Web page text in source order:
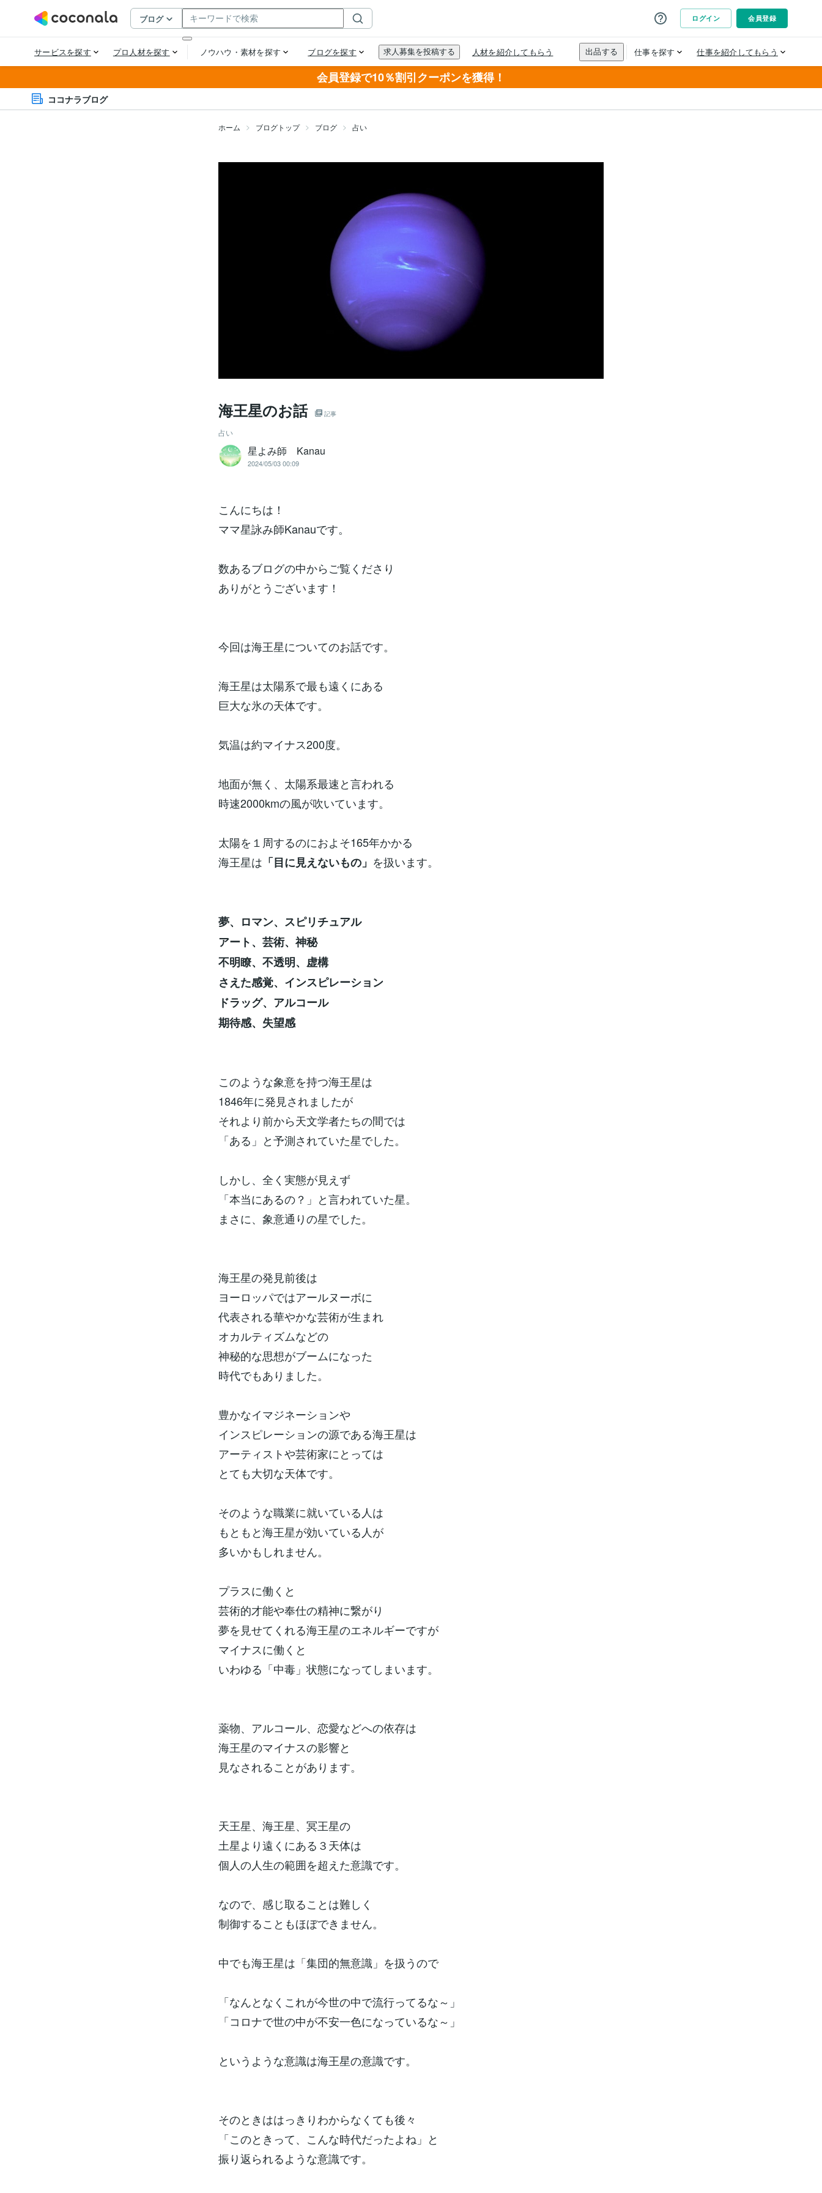
会員登録で10％割引クーポンを獲得！
ココナラブログ
ホーム ブログトップ ブログ 占い
海王星のお話 記事
占い
星よみ師 Kanau
2024/05/03 00:09
こんにちは！
ママ星詠み師Kanauです。
数あるブログの中からご覧くださり
ありがとうございます！
今回は海王星についてのお話です。
海王星は太陽系で最も遠くにある
巨大な氷の天体です。
気温は約マイナス200度。
地面が無く、太陽系最速と言われる
時速2000kmの風が吹いています。
太陽を１周するのにおよそ165年かかる
海王星は 「目に見えないもの」 を扱います。
夢、ロマン、スピリチュアル
アート、芸術、神秘
不明瞭、不透明、虚構
さえた感覚、インスピレーション
ドラッグ、アルコール
期待感、失望感
このような象意を持つ海王星は
1846年に発見されましたが
それより前から天文学者たちの間では
「ある」と予測されていた星でした。
しかし、全く実態が見えず
「本当にあるの？」と言われていた星。
まさに、象意通りの星でした。
海王星の発見前後は
ヨーロッパではアールヌーボに
代表される華やかな芸術が生まれ
オカルティズムなどの
神秘的な思想がブームになった
時代でもありました。
豊かなイマジネーションや
インスピレーションの源である海王星は
アーティストや芸術家にとっては
とても大切な天体です。
そのような職業に就いている人は
もともと海王星が効いている人が
多いかもしれません。
プラスに働くと
芸術的才能や奉仕の精神に繋がり
夢を見せてくれる海王星のエネルギーですが
マイナスに働くと
いわゆる「中毒」状態になってしまいます。
薬物、アルコール、恋愛などへの依存は
海王星のマイナスの影響と
見なされることがあります。
天王星、海王星、冥王星の
土星より遠くにある３天体は
個人の人生の範囲を超えた意識です。
なので、感じ取ることは難しく
制御することもほぼできません。
中でも海王星は「集団的無意識」を扱うので
「なんとなくこれが今世の中で流行ってるな～」
「コロナで世の中が不安一色になっているな～」
というような意識は海王星の意識です。
そのときははっきりわからなくても後々
「このときって、こんな時代だったよね」と
振り返られるような意識です。